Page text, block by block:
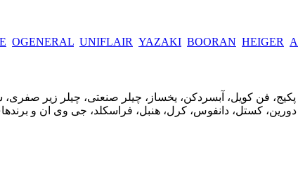
OGENERAL UNIFLAIR YAZAKI BOORAN HEIGER
پکیج، فن کویل، آبسردکن، یخساز، چیلر صنعتی، چیلر زیر
دورین، کستل، دانفوس، کرل، هنبل، فراسکلد، جی وی ان